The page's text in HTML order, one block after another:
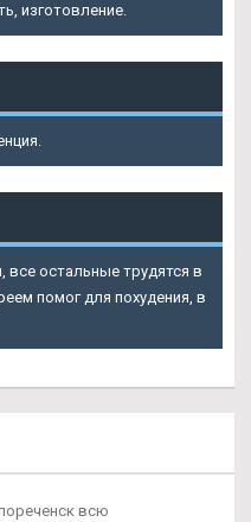
изготовление.
остальные трудятся в
помог для похудения, в
всю